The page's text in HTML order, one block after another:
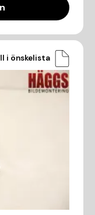
i önskelista